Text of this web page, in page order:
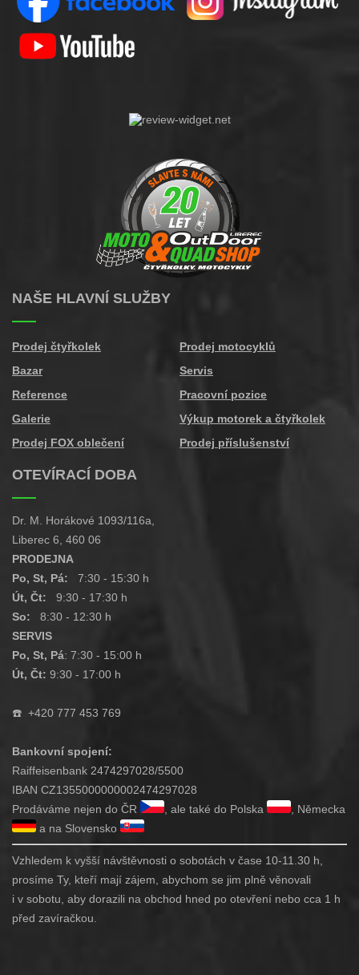
NAŠE HLAVNÍ SLUŽBY
Prodej čtyřkolek
Prodej motocyklů
Bazar
Servis
Reference
Pracovní pozice
Galerie
Výkup motorek a čtyřkolek
Prodej FOX oblečení
Prodej příslušenství
OTEVÍRACÍ DOBA
Dr. M. Horákové 1093/116a,
Liberec 6, 460 06
PRODEJNA
Po, St, Pá:
7:30 - 15:30 h
Út, Čt: 9:30 - 17:30 h
So: 8:30 - 12:30 h
SERVIS
Po, St, Pá: 7:30 - 15:00 h
Út, Čt: 9:30 - 17:00 h
☎️ +420 777 453 769
Bankovní spojení:
Raiffeisenbank 2474297028/5500
IBAN CZ1355000000002474297028
Prodáváme nejen do ČR
, ale také do Polska
, Německa
a na Slovensko
Vzhledem k vyšší návštěvnosti o sobotách v čase 10-11.30 h,
prosíme Ty, kteří mají zájem, abychom se jim plně věnovali
i v sobotu, aby dorazili na obchod hned po otevření nebo cca 1 h
před zavíračkou.